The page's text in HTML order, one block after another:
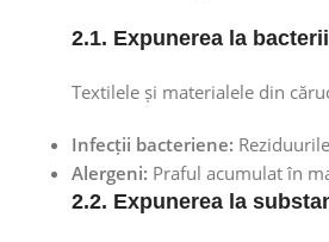
2.1. Expunerea la
Textilele și materialele din
Infecții bacteriene:
Alergeni: Praful acumulat în
2.2. Expunerea la